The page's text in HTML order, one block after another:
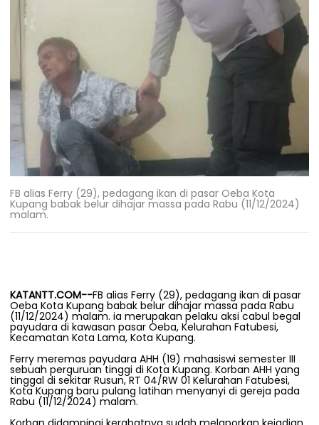
FB alias Ferry (29), pedagang ikan di pasar Oeba Kota
Kupang babak belur dihajar massa pada Rabu (11/12/2024)
malam.
KATANTT.COM--FB alias Ferry (29), pedagang ikan di pasar
Oeba Kota Kupang babak belur dihajar massa pada Rabu
(11/12/2024) malam. ia merupakan pelaku aksi cabul begal
payudara di kawasan pasar Oeba, Kelurahan Fatubesi,
Kecamatan Kota Lama, Kota Kupang.
Ferry meremas payudara AHH (19) mahasiswi semester III
sebuah perguruan tinggi di Kota Kupang. Korban AHH yang
tinggal di sekitar Rusun, RT 04/RW 01 Kelurahan Fatubesi,
Kota Kupang baru pulang latihan menyanyi di gereja pada
Rabu (11/12/2024) malam.